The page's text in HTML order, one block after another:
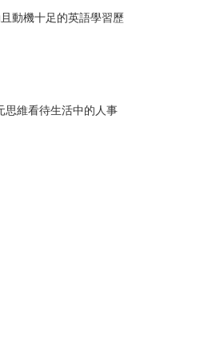
動機十足的英語學習歷
思維看待生活中的人事